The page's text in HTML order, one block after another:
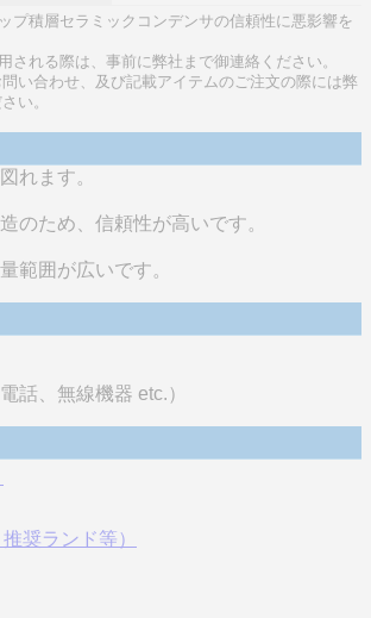
プ積層セラミックコンデンサの信頼性に悪影響を
される際は、事前に弊社まで御連絡ください。
い合わせ、及び記載アイテムのご注文の際には弊
い。
れます。
のため、信頼性が高いです。
範囲が広いです。
話、無線機器 etc.）
奨ランド等）